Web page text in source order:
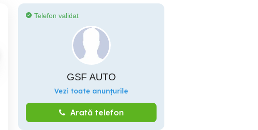
Telefon validat
GSF AUTO
Vezi toate anunțurile
Arată telefon